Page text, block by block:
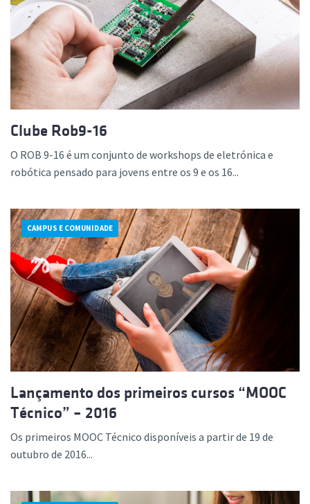
Clube Rob9-16
O ROB 9-16 é um conjunto de workshops de eletrónica e
robótica pensado para jovens entre os 9 e os 16...
CAMPUS E COMUNIDADE
Lançamento dos primeiros cursos “MOOC
Técnico” – 2016
Os primeiros MOOC Técnico disponíveis a partir de 19 de
outubro de 2016...